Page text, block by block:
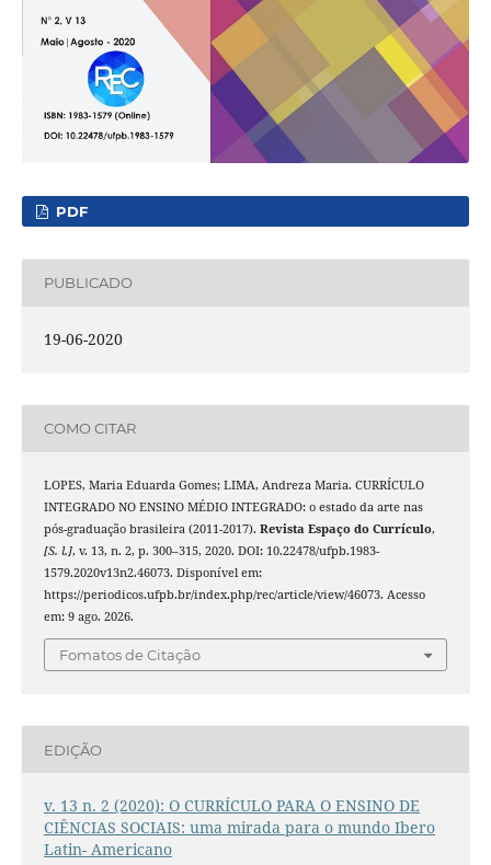
PDF
PUBLICADO
19-06-2020
COMO CITAR
LOPES, Maria Eduarda Gomes; LIMA, Andreza Maria. CURRÍCULO
INTEGRADO NO ENSINO MÉDIO INTEGRADO: o estado da arte nas
pós-graduação brasileira (2011-2017). Revista Espaço do Currículo,
[S. l.], v. 13, n. 2, p. 300–315, 2020. DOI: 10.22478/ufpb.1983-
1579.2020v13n2.46073. Disponível em:
https://periodicos.ufpb.br/index.php/rec/article/view/46073. Acesso
em: 9 ago. 2026.
Fomatos de Citação
EDIÇÃO
v. 13 n. 2 (2020): O CURRÍCULO PARA O ENSINO DE
CIÊNCIAS SOCIAIS: uma mirada para o mundo Ibero
Latin- Americano